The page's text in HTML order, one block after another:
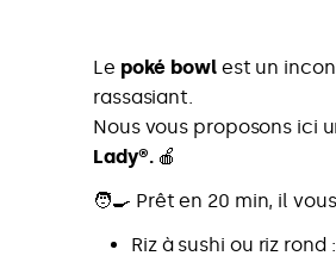
Le poké bowlest un
rassasiant.
Nous vous proposons ici
Lady®.🍎
🧑‍🍳 Prêt en 20 min, il
Riz à sushi ou riz